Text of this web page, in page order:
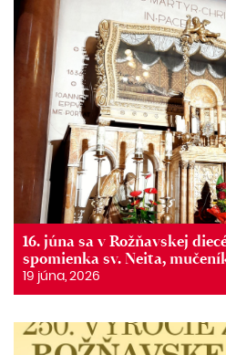
16. júna sa v Rožňavskej
spomienka sv. Neita,
19 júna, 2026